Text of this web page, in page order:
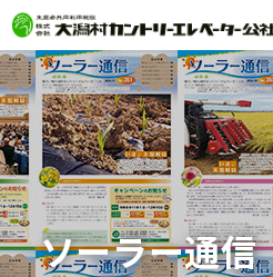
ソーラー通信